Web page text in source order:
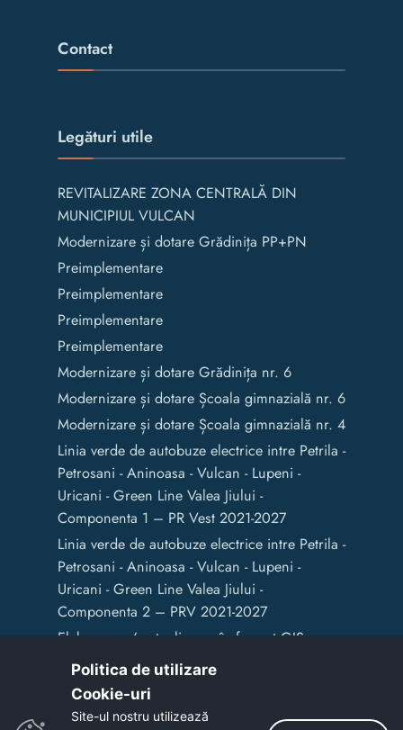
Contact
Legături utile
REVITALIZARE ZONA CENTRALĂ DIN
MUNICIPIUL VULCAN
Modernizare și dotare Grădinița PP+PN
Preimplementare
Preimplementare
Preimplementare
Preimplementare
Modernizare și dotare Grădinița nr. 6
Modernizare și dotare Școala gimnazială nr. 6
Modernizare și dotare Școala gimnazială nr. 4
Linia verde de autobuze electrice intre Petrila -
Petrosani - Aninoasa - Vulcan - Lupeni -
Uricani - Green Line Valea Jiului -
Componenta 1 – PR Vest 2021-2027
Linia verde de autobuze electrice intre Petrila -
Petrosani - Aninoasa - Vulcan - Lupeni -
Uricani - Green Line Valea Jiului -
Componenta 2 – PRV 2021-2027
Elaborarea / actualizarea în format GIS a
documentelor de amenajare a teritoriului și
de planificare urbană a Municipiului Vulcan
Politica de utilizare
Cookie-uri‎
Site-ul nostru utilizează